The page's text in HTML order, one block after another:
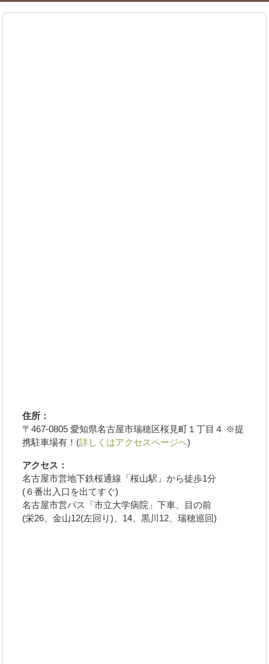
住所：
〒467-0805 愛知県名古屋市瑞穂区桜見町１丁目４ ※提
携駐車場有！(詳しくはアクセスページへ)
アクセス：
名古屋市営地下鉄桜通線「桜山駅」から徒歩1分
(６番出入口を出てすぐ)
名古屋市営バス「市立大学病院」下車、目の前
(栄26、金山12(左回り)、14、黒川12、瑞穂巡回)